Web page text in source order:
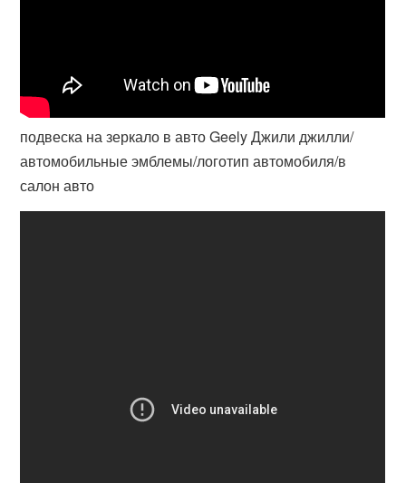
подвеска на зеркало в авто Geely Джили джилли/
автомобильные эмблемы/логотип автомобиля/в
салон авто